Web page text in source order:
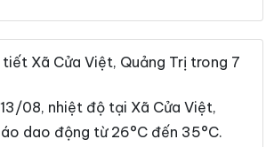
Xã Hòa Trạch
Xã Hướng Hiệp
Xã Kim Điền
Xã Cửa Việt, Quảng Trị trong 7
08, nhiệt độ tại Xã Cửa Việt,
dao động từ 26°C đến 35°C.